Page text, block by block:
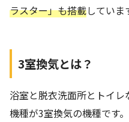
ラスター」も搭載していま
3室換気とは？
浴室と脱衣洗面所とトイ
機種が3室換気の機種です。